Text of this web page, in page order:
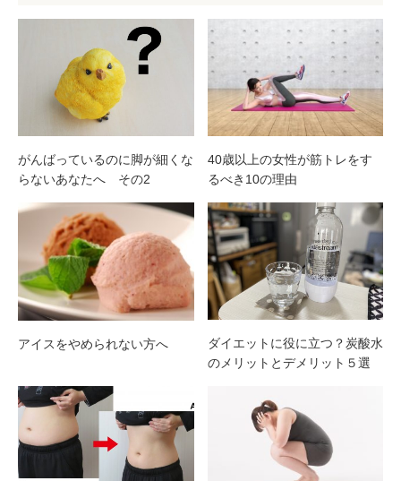
がんばっているのに脚が細くな
らないあなたへ その2
40歳以上の女性が筋トレをす
るべき10の理由
アイスをやめられない方へ
ダイエットに役に立つ？炭酸水
のメリットとデメリット５選